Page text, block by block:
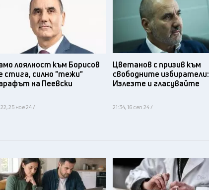
лоялност към Борисов
стига, силно "тежи"
на Пеевски
25 ное 24 /
Цветанов с призив към
свободните избиратели:
Излезте и гласувайте
21:34, 16 сеп 24 /